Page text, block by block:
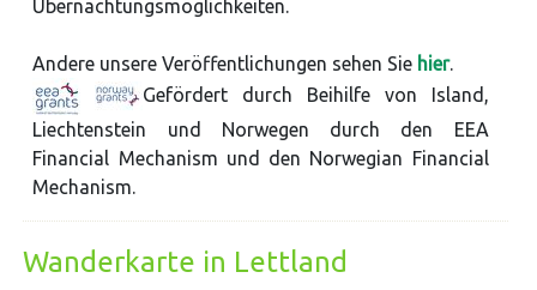
Übernachtungsmöglichkeiten.
Andere unsere Veröffentlichungen sehen Sie hier.
Gefördert durch Beihilfe von Island,
Liechtenstein und Norwegen durch den EEA
Financial Mechanism und den Norwegian Financial
Mechanism.
Wanderkarte in Lettland